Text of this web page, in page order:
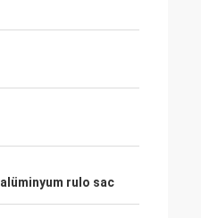
rulo sac